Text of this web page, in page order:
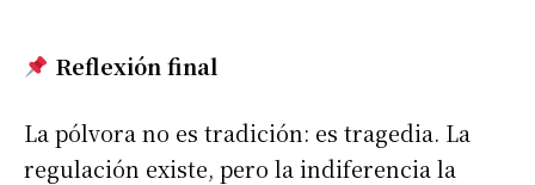
Reflexión final
La pólvora no es tradición: es tragedia. La
regulación existe, pero la indiferencia la